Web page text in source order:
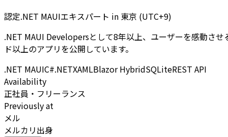
認定.NET MAUIエキスパート in 東京 (UTC+9)
.NET MAUI Developersとして8年以上、ユーザーを感動さ
ド以上のアプリを公開しています。
.NET MAUIC#.NETXAMLBlazor HybridSQLiteREST API
Availability
正社員・フリーランス
Previously at
メル
メルカリ出身